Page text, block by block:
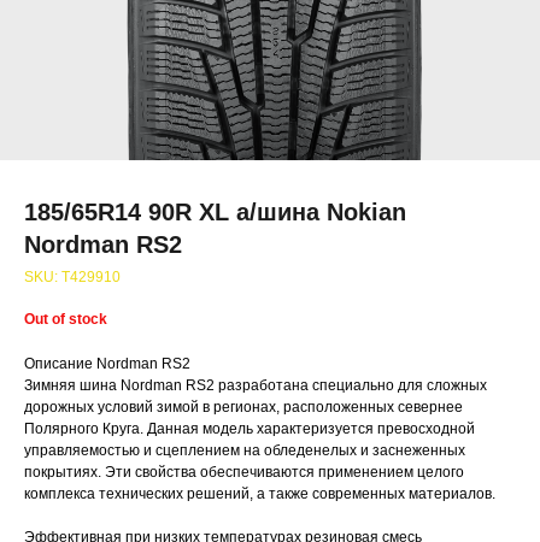
185/65R14 90R XL а/шина Nokian
Nordman RS2
SKU: T429910
Out of stock
Описание Nordman RS2
Зимняя шина Nordman RS2 разработана специально для сложных
дорожных условий зимой в регионах, расположенных севернее
Полярного Круга. Данная модель характеризуется превосходной
управляемостью и сцеплением на обледенелых и заснеженных
покрытиях. Эти свойства обеспечиваются применением целого
комплекса технических решений, а также современных материалов.
Эффективная при низких температурах резиновая смесь